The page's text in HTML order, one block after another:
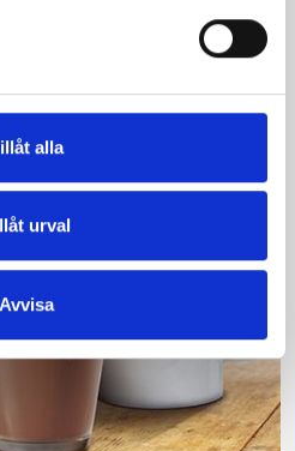
alla
urval
Avvisa